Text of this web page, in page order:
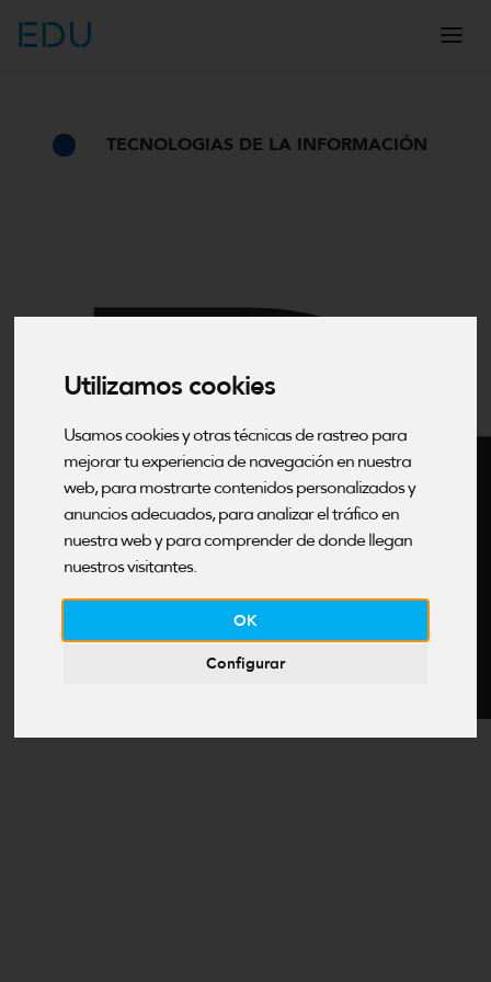
Utilizamos cookies
Usamos cookies y otras técnicas de rastreo para
mejorar tu experiencia de navegación en nuestra
web, para mostrarte contenidos personalizados y
anuncios adecuados, para analizar el tráfico en
nuestra web y para comprender de donde llegan
nuestros visitantes.
OK
Configurar
EDU
TECNOLOGIAS DE LA INFORMACIÓN